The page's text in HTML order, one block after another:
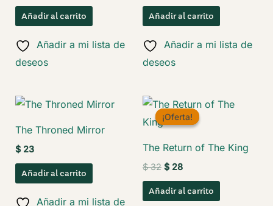
Añadir al carrito
Añadir a mi lista de
deseos
original
era:
actual
es:
Añadir al carrito
Añadir a mi lista de
deseos
The Throned Mirror
$23
Añadir al carrito
Añadir a mi lista de
¡Oferta!
¡Oferta!
The Return of The King
$32 El
original
era:
$ 28El
actual
es:
Añadir al carrito